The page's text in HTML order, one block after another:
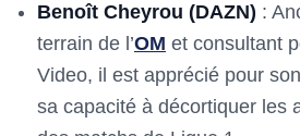
Benoît Cheyrou (DAZN) :
terrain de l’OM et consultant
Video, il est apprécié pour
sa capacité à décortiquer les